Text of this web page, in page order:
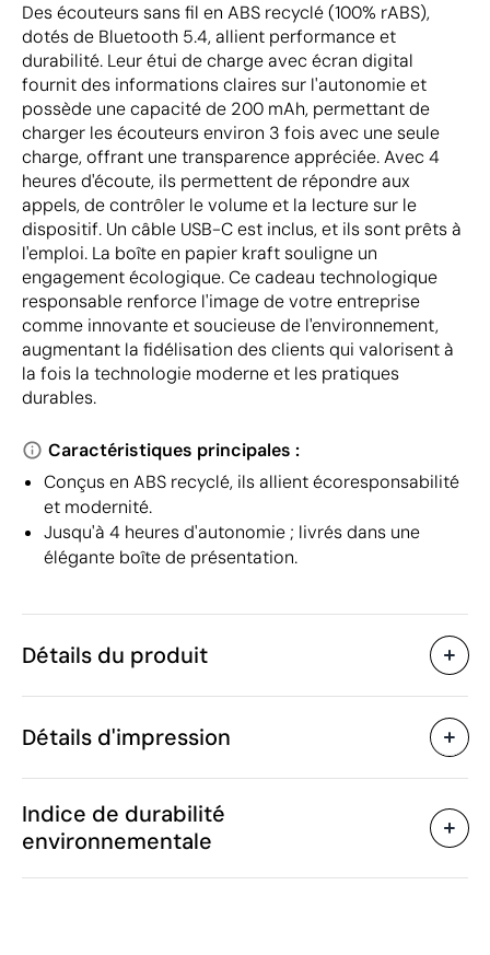
Des écouteurs sans fil en ABS recyclé (100% rABS),
dotés de Bluetooth 5.4, allient performance et
durabilité. Leur étui de charge avec écran digital
fournit des informations claires sur l'autonomie et
possède une capacité de 200 mAh, permettant de
charger les écouteurs environ 3 fois avec une seule
charge, offrant une transparence appréciée. Avec 4
heures d'écoute, ils permettent de répondre aux
appels, de contrôler le volume et la lecture sur le
dispositif. Un câble USB-C est inclus, et ils sont prêts à
l'emploi. La boîte en papier kraft souligne un
engagement écologique. Ce cadeau technologique
responsable renforce l'image de votre entreprise
comme innovante et soucieuse de l'environnement,
augmentant la fidélisation des clients qui valorisent à
la fois la technologie moderne et les pratiques
durables.
Caractéristiques principales :
Conçus en ABS recyclé, ils allient écoresponsabilité
et modernité.
Jusqu'à 4 heures d'autonomie ; livrés dans une
élégante boîte de présentation.
Détails du produit
Caractéristiques
Code du produit
Taille
Plastique ABS recyclé
Détails d'impression
Indice de durabilité
environnementale